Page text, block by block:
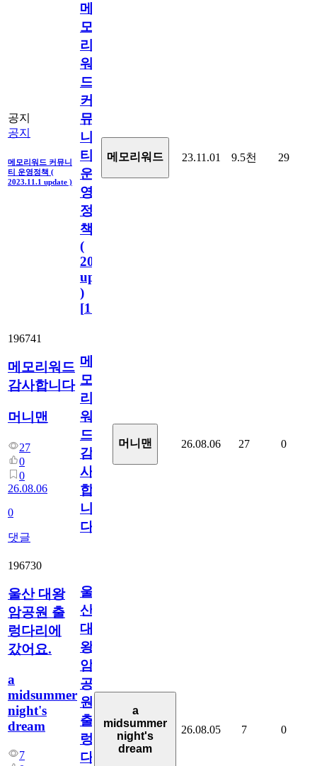
공지
공지
메모리워드 커뮤니
티 운영정책 (
2023.11.1 update )
메
모
리
워
드
커
뮤
니
티
운
영
정
책
(
2023.11.1
update
)
[110
메모리워드 23.11.01 9.5천 29
196741
메모리워드
감사합니다
머니맨
27
0
0
26.08.06
0
댓글
메
모
리
워
드
감
사
합
니
다
머니맨 26.08.06 27 0
196730
울산 대왕
암공원 출
렁다리에
갔어요.
a
midsummer
night's
dream
7
울
산
대
왕
암
공
원
출
렁
다
a
midsummer
night's
dream
26.08.05 7 0